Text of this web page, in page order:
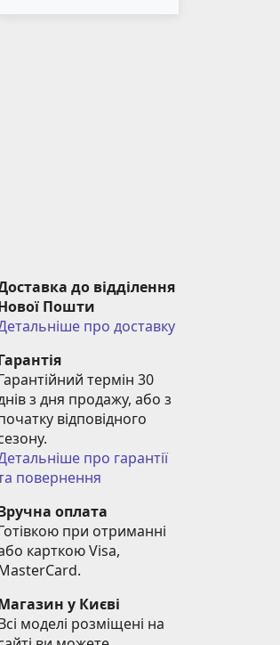
до відділення
Пошти
про доставку
термін 30
з дня продажу, або з
відповідного
про гарантії
повернення
оплата
при отриманні
карткою Visa,
у Києві
моделі розміщені на